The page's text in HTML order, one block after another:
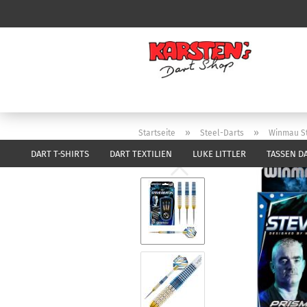
DART T-SHIRTS DART TEXTILIEN LUKE LITTLER TASSEN
Startseite » Steel-Darts » Winmau